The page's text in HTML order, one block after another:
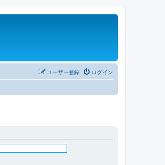
ログイン
ユーザー登録